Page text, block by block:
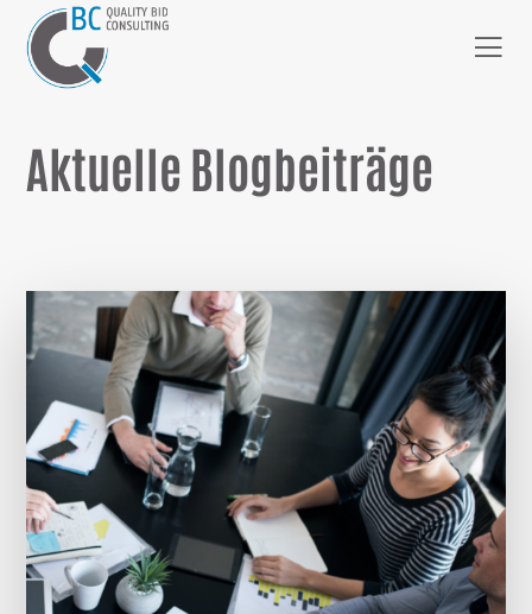
Aktuelle Blogbeiträge